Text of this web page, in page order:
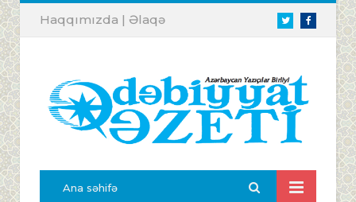
TwitterFacebook
Haqqımızda | Əlaqə
Ana səhifə